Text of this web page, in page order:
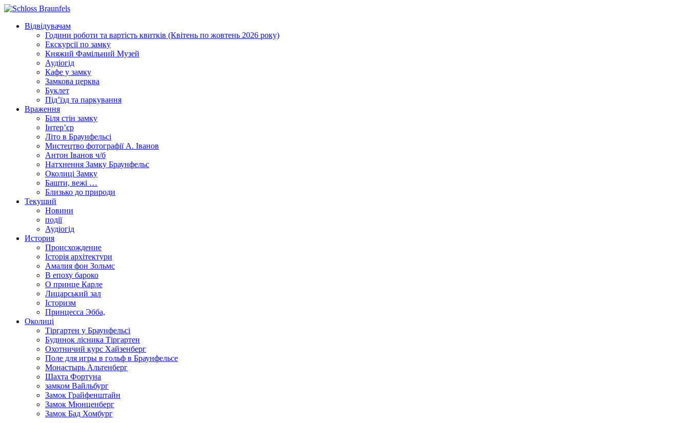
Відвідувачам
Години роботи та вартість квитків (Квітень по жовтень 2026 року)
Екскурсії по замку
Княжий Фамільний Музей
Аудіогід
Кафе у замку
Замкова церква
Буклет
Під’їзд та паркування
Враження
Біля стін замку
Інтер’єр
Літо в Браунфельсі
Мистецтво фотографії А. Іванов
Антон Іванов ч/б
Натхнення Замку Браунфельс
Околиці Замку
Башти, вежі …
Близько до природи
Текущий
Новини
події
Аудіогід
История
Происхождение
Історія архітектури
Амалия фон Зольмс
В епоху бароко
O принце Карле
Лицарський зал
Історизм
Принцесса Эбба,
Околиці
Тіргартен у Браунфельсі
Будинок лісника Тіргартен
Охотничий курс Хайзенберг
Поле для игры в гольф в Браунфельсе
Монастырь Альтенберг
Шахта Фортуна
замком Вайльбург
Замок Грайфенштайн
Замок Мюнценберг
Замок Бад Хомбург